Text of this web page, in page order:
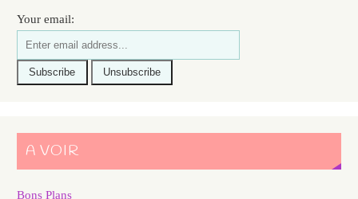
Your email:
A VOIR
Bons Plans